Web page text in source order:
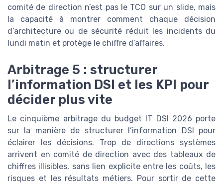
comité de direction n’est pas le TCO sur un slide, mais
la capacité à montrer comment chaque décision
d’architecture ou de sécurité réduit les incidents du
lundi matin et protège le chiffre d’affaires.
Arbitrage 5 : structurer
l’information DSI et les KPI pour
décider plus vite
Le cinquième arbitrage du budget IT DSI 2026 porte
sur la manière de structurer l’information DSI pour
éclairer les décisions. Trop de directions systèmes
arrivent en comité de direction avec des tableaux de
chiffres illisibles, sans lien explicite entre les coûts, les
risques et les résultats métiers. Pour sortir de cette